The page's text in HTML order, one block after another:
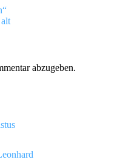
abzugeben.